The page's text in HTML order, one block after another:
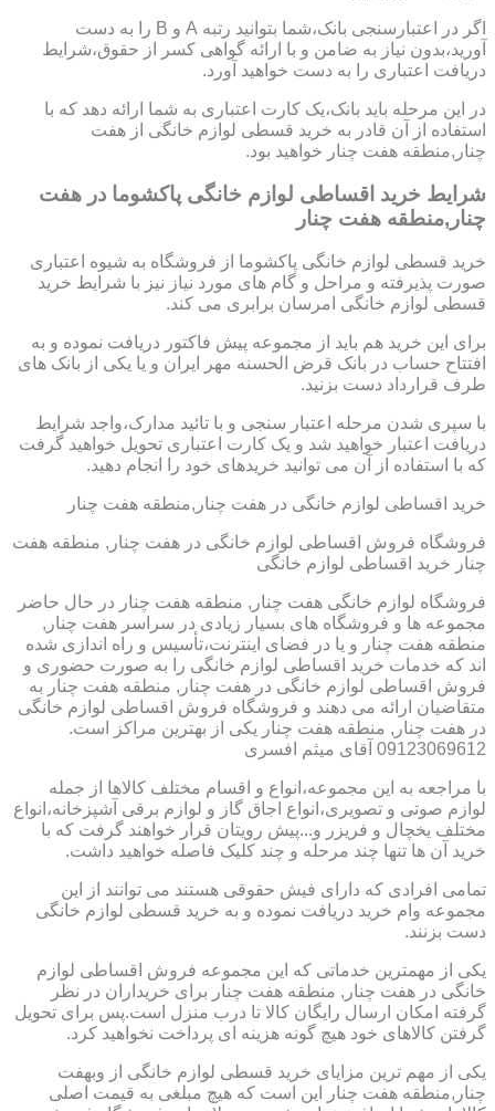
اگر در اعتبارسنجی بانک،شما بتوانید رتبه A و B را به دست
آورید،بدون نیاز به ضامن و با ارائه گواهی کسر از حقوق،شرایط
دریافت اعتباری را به دست خواهید آورد.
در این مرحله باید بانک،یک کارت اعتباری به شما ارائه دهد که با
استفاده از آن قادر به خرید قسطی لوازم خانگی از هفت
چنار,منطقه هفت چنار خواهید بود.
شرایط خرید اقساطی لوازم خانگی پاکشوما در هفت
چنار,منطقه هفت چنار
خرید قسطی لوازم خانگی پاکشوما از فروشگاه به شیوه اعتباری
صورت پذیرفته و مراحل و گام های مورد نیاز نیز با شرایط خرید
قسطی لوازم خانگی امرسان برابری می کند.
برای این خرید هم باید از مجموعه پیش فاکتور دریافت نموده و به
افتتاح حساب در بانک قرض الحسنه مهر ایران و یا یکی از بانک های
طرف قرارداد دست بزنید.
با سپری شدن مرحله اعتبار سنجی و با تائید مدارک،واجد شرایط
دریافت اعتبار خواهید شد و یک کارت اعتباری تحویل خواهید گرفت
که با استفاده از آن می توانید خریدهای خود را انجام دهید.
خرید اقساطی لوازم خانگی در هفت چنار,منطقه هفت چنار
فروشگاه فروش اقساطی لوازم خانگی در هفت چنار, منطقه هفت
چنار خرید اقساطی لوازم خانگی
فروشگاه لوازم خانگی هفت چنار, منطقه هفت چنار در حال حاضر
مجموعه ها و فروشگاه های بسیار زیادی در سراسر هفت چنار,
منطقه هفت چنار و یا در فضای اینترنت،تأسیس و راه اندازی شده
اند که خدمات خرید اقساطی لوازم خانگی را به صورت حضوری و
فروش اقساطی لوازم خانگی در هفت چنار, منطقه هفت چنار به
متقاضیان ارائه می دهند و فروشگاه فروش اقساطی لوازم خانگی
در هفت چنار, منطقه هفت چنار یکی از بهترین مراکز است.
09123069612 آقای میثم افسری
با مراجعه به این مجموعه،انواع و اقسام مختلف کالاها از جمله
لوازم صوتی و تصویری،انواع اجاق گاز و لوازم برقی آشپزخانه،انواع
مختلف یخچال و فریزر و...پیش رویتان قرار خواهند گرفت که با
خرید آن ها تنها چند مرحله و چند کلیک فاصله خواهید داشت.
تمامی افرادی که دارای فیش حقوقی هستند می توانند از این
مجموعه وام خرید دریافت نموده و به خرید قسطی لوازم خانگی
دست بزنند.
یکی از مهمترین خدماتی که این مجموعه فروش اقساطی لوازم
خانگی در هفت چنار, منطقه هفت چنار برای خریداران در نظر
گرفته امکان ارسال رایگان کالا تا درب منزل است.پس برای تحویل
گرفتن کالاهای خود هیچ گونه هزینه ای پرداخت نخواهید کرد.
یکی از مهم ترین مزایای خرید قسطی لوازم خانگی از وبهفت
چنار,منطقه هفت چنار این است که هیچ مبلغی به قیمت اصلی